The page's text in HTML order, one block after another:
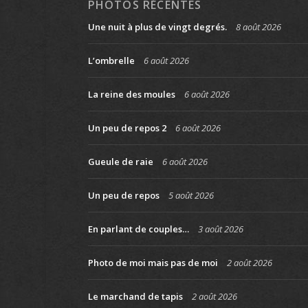
PHOTOS RÉCENTES
Une nuit à plus de vingt degrés. 8 août 2026
L’ombrelle 6 août 2026
La reine des moules 6 août 2026
Un peu de repos 2 6 août 2026
Gueule de raie 6 août 2026
Un peu de repos 5 août 2026
En parlant de couples… 3 août 2026
Photo de moi mais pas de moi 2 août 2026
Le marchand de tapis 2 août 2026